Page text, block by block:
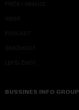
PRIČE I ANALIZE
VIDEO
PODCAST
ODRŽIVOST
LEPŠI ŽIVOT
BUSSINES INFO GROUP